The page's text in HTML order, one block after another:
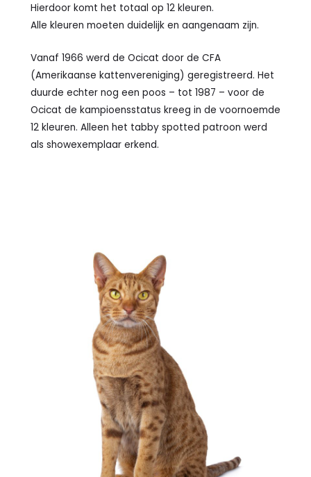
Hierdoor komt het totaal op 12 kleuren.
Alle kleuren moeten duidelijk en aangenaam zijn.
Vanaf 1966 werd de Ocicat door de CFA
(Amerikaanse kattenvereniging) geregistreerd. Het
duurde echter nog een poos – tot 1987 – voor de
Ocicat de kampioensstatus kreeg in de voornoemde
12 kleuren. Alleen het tabby spotted patroon werd
als showexemplaar erkend.